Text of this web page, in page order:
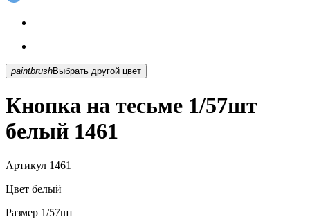
paintbrush Выбрать другой цвет
Кнопка на тесьме 1/57шт
белый 1461
Артикул 1461
Цвет белый
Размер 1/57шт